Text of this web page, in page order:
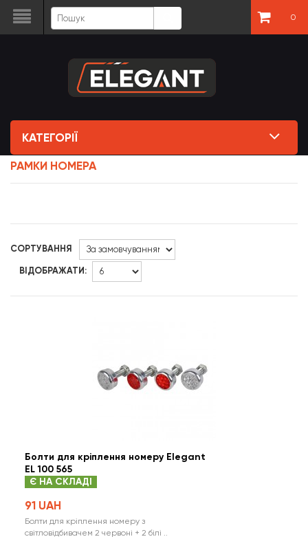
0
КАТЕГОРІЇ
РАМКИ НОМЕРА
СОРТУВАННЯ
ВІДОБРАЖАТИ:
Болти для кріплення номеру Elegant
EL 100 565
Є НА СКЛАДІ
91 UAH
Болти для кріплення номеру з
світловідбивачем 2 червоні + 2 білі ..